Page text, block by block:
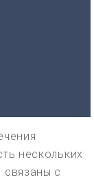
нескольких
связаны с